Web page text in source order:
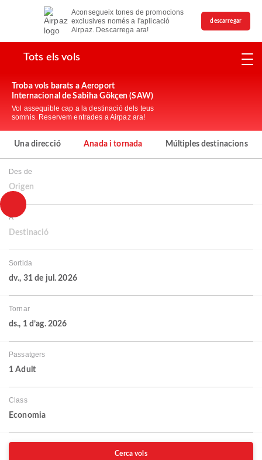
Aconsegueix tones de promocions
exclusives només a l'aplicació
Airpaz. Descarrega ara!
descarregar
Tots els vols
Troba vols barats a Aeroport
Internacional de Sabiha Gökçen (SAW)
Vol assequible cap a la destinació dels teus
somnis. Reservem entrades a Airpaz ara!
Una direcció Anada i tornada Múltiples destinacions
Des de
Origen
A
Destinació
Sortida
dv., 31 de jul. 2026
Tornar
ds., 1 d’ag. 2026
Passatgers
1 Adult
Class
Economia
Cerca vols